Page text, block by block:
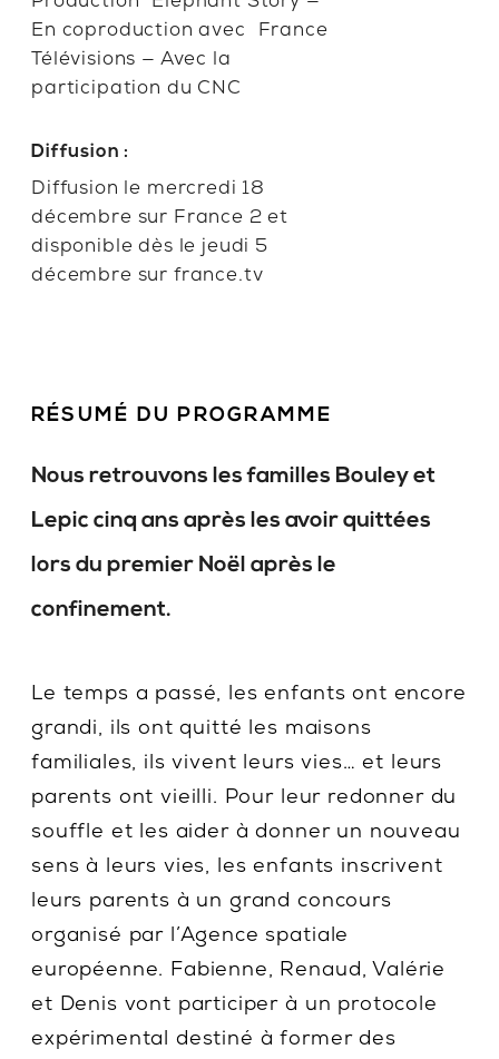
En coproduction avec France
Télévisions — Avec la
participation du CNC
Diffusion :
Diffusion le mercredi 18
décembre sur France 2 et
disponible dès le jeudi 5
décembre sur france.tv
RÉSUMÉ DU PROGRAMME
Nous retrouvons les familles Bouley et
Lepic cinq ans après les avoir quittées
lors du premier Noël après le
confinement.
Le temps a passé, les enfants ont encore
grandi, ils ont quitté les maisons
familiales, ils vivent leurs vies… et leurs
parents ont vieilli. Pour leur redonner du
souffle et les aider à donner un nouveau
sens à leurs vies, les enfants inscrivent
leurs parents à un grand concours
organisé par l’Agence spatiale
européenne. Fabienne, Renaud, Valérie
et Denis vont participer à un protocole
expérimental destiné à former des